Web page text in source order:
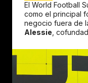
El World Football
como el principal
negocio fuera de
Alessie ,